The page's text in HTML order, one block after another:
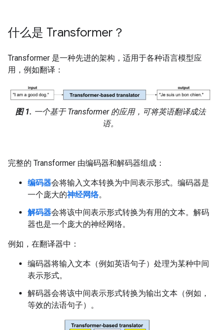
什么是 Transformer？
Transformer 是一种先进的架构，适用于各种语言模型应
用，例如翻译：
图 1. 一个基于 Transformer 的应用，可将英语翻译成法
语。
完整的 Transformer 由编码器和解码器组成：
编码器会将输入文本转换为中间表示形式。编码器是
一个庞大的神经网络。
解码器会将该中间表示形式转换为有用的文本。解码
器也是一个庞大的神经网络。
例如，在翻译器中：
编码器将输入文本（例如英语句子）处理为某种中间
表示形式。
解码器会将该中间表示形式转换为输出文本（例如，
等效的法语句子）。